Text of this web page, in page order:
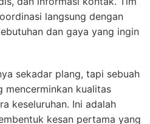
langsung dengan
dan gaya yang ingin
sekadar plang, tapi sebuah
mencerminkan kualitas
keseluruhan. Ini adalah
kesan pertama yang